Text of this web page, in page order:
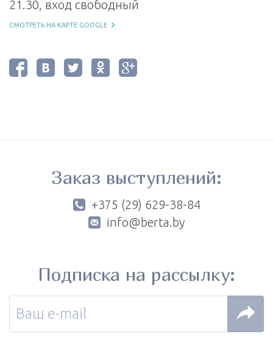
21.30, вход свободный
СМОТРЕТЬ НА КАРТЕ GOOGLE
Заказ выступлений:
+375 (29) 629-38-84
info@berta.by
Подписка на рассылку: